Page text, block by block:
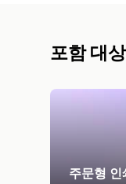
포함 대상
주문형 인